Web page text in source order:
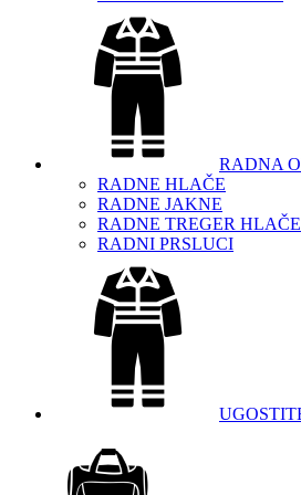
RADNA
RADNE HLAČE
RADNE JAKNE
RADNE TREGER HLAČE
RADNI PRSLUCI